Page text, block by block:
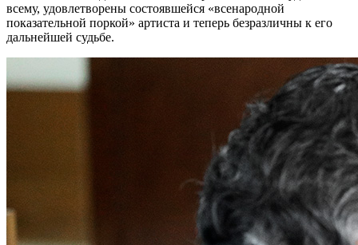
всему, удовлетворены состоявшейся «всенародной
показательной поркой» артиста и теперь безразличны к его
дальнейшей судьбе.